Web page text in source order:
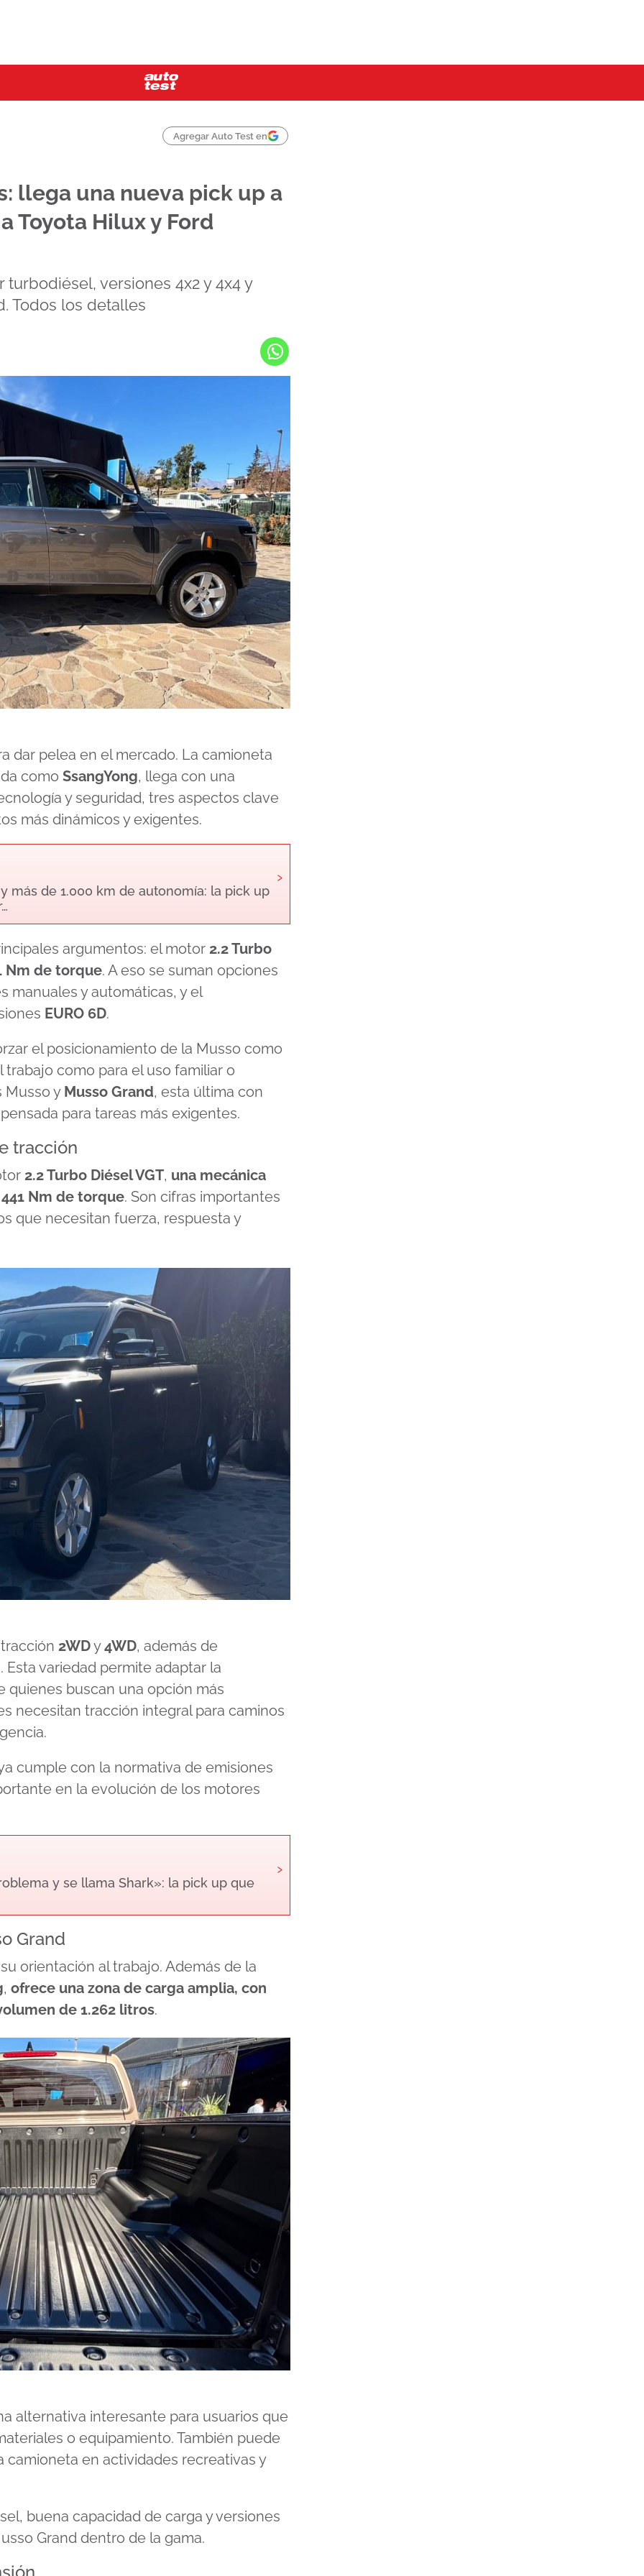
Agregar Auto Test en
llega una nueva pick up a
Toyota Hilux y Ford
versiones 4x2 y 4x4 y
Todos los detalles
dar pelea en el mercado. La camioneta
como SsangYong, llega con una
y seguridad, tres aspectos clave
más dinámicos y exigentes.
más de 1.000 km de autonomía: la pick up
›
argumentos: el motor 2.2 Turbo
Nm de torque. A eso se suman opciones
manuales y automáticas, y el
EURO 6D.
el posicionamiento de la Musso como
como para el uso familiar o
Musso y Musso Grand, esta última con
para tareas más exigentes.
tracción
2.2 Turbo Diésel VGT, una mecánica
441 Nm de torque. Son cifras importantes
que necesitan fuerza, respuesta y
2WDy4WD, además de
variedad permite adaptar la
quienes buscan una opción más
necesitan tracción integral para caminos
cumple con la normativa de emisiones
en la evolución de los motores
y se llama Shark»: la pick up que
›
Grand
orientación al trabajo. Además de la
, ofrece una zona de carga amplia, con
de 1.262 litros.
alternativa interesante para usuarios que
o equipamiento. También puede
en actividades recreativas y
buena capacidad de carga y versiones
Grand dentro de la gama.